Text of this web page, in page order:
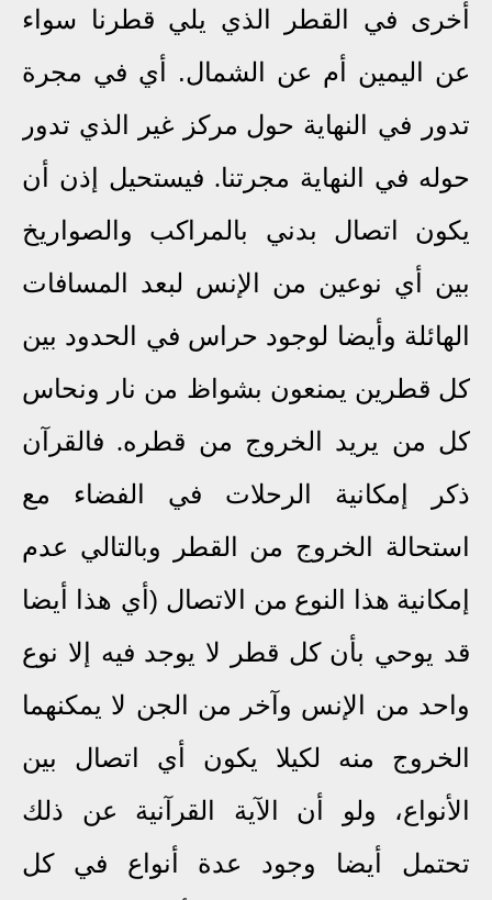
أخرى في القطر الذي يلي قطرنا سواء
عن اليمين أم عن الشمال. أي في مجرة
تدور في النهاية حول مركز غير الذي تدور
حوله في النهاية مجرتنا. فيستحيل إذن أن
يكون اتصال بدني بالمراكب والصواريخ
بين أي نوعين من الإنس لبعد المسافات
الهائلة وأيضا لوجود حراس في الحدود بين
كل قطرين يمنعون بشواظ من نار ونحاس
كل من يريد الخروج من قطره. فالقرآن
ذكر إمكانية الرحلات في الفضاء مع
استحالة الخروج من القطر وبالتالي عدم
إمكانية هذا النوع من الاتصال (أي هذا أيضا
قد يوحي بأن كل قطر لا يوجد فيه إلا نوع
واحد من الإنس وآخر من الجن لا يمكنهما
الخروج منه لكيلا يكون أي اتصال بين
الأنواع، ولو أن الآية القرآنية عن ذلك
تحتمل أيضا وجود عدة أنواع في كل